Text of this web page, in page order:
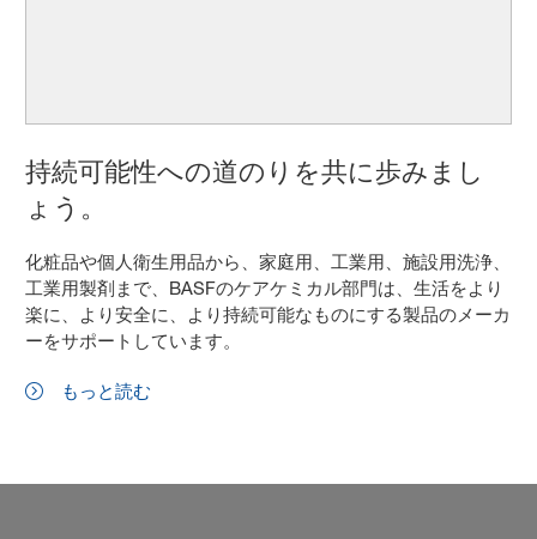
持続可能性への道のりを共に歩みまし
ょう。
化粧品や個人衛生用品から、家庭用、工業用、施設用洗浄、
工業用製剤まで、BASFのケアケミカル部門は、生活をより
楽に、より安全に、より持続可能なものにする製品のメーカ
ーをサポートしています。
もっと読む